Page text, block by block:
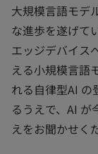
大規模言語モデ
な進歩を遂げて
エッジデバイス
える小規模言語
れる自律型AI の
るうえで、AI が
えをお聞かせく